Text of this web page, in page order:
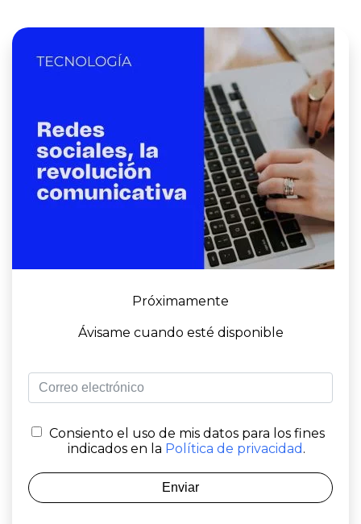
Próximamente
Ávisame cuando esté disponible
Consiento el uso de mis datos para los fines
indicados en la Política de privacidad .
Enviar